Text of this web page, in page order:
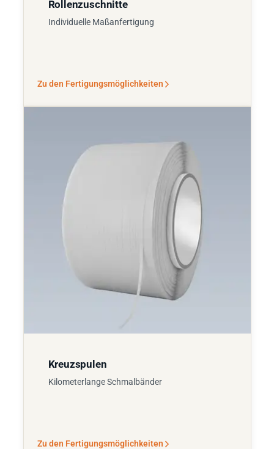
Rollenzuschnitte
Individuelle Maßanfertigung
Zu den Fertigungsmöglichkeiten
Kreuzspulen
Kilometerlange Schmalbänder
Zu den Fertigungsmöglichkeiten